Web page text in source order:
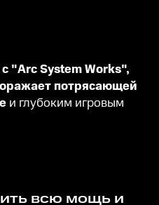
"Arc System Works",
потрясающей
и глубоким игровым